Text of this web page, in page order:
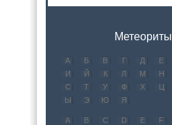
Метеориты
А Б В Г Д Е
И
Й К Л М Н
С
Т У Ф Х Ц
Ы
Э Ю Я
A B C D E F